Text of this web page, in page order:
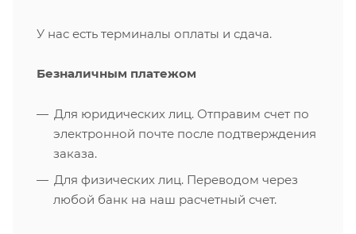
У нас есть терминалы оплаты и сдача.
Безналичным платежом
Для юридических лиц. Отправим счет по
электронной почте после подтверждения
заказа.
Для физических лиц. Переводом через
любой банк на наш расчетный счет.